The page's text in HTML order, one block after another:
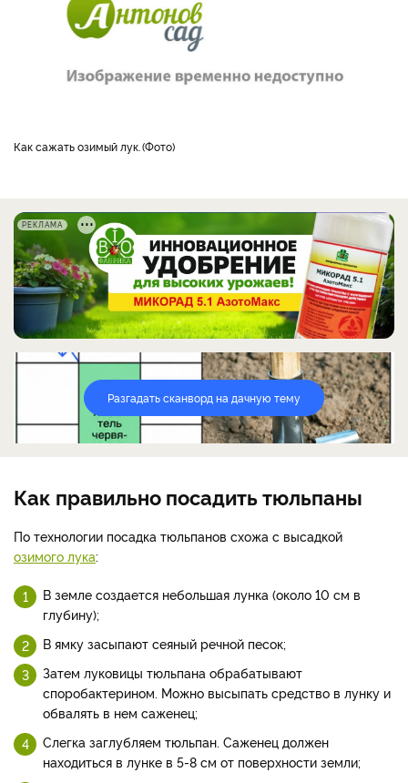
как сажать озимый лук. Фото
РЕКЛАМА
Разгадать сканворд на дачную тему
Как правильно посадить тюльпаны
По технологии посадка тюльпанов схожа с высадкой
озимого лука:
В земле создается небольшая лунка (около 10 см в
глубину);
В ямку засыпают сеяный речной песок;
Затем луковицы тюльпана обрабатывают
споробактерином. Можно высыпать средство в лунку и
обвалять в нем саженец;
Слегка заглубляем тюльпан. Саженец должен
находиться в лунке в 5-8 см от поверхности земли;